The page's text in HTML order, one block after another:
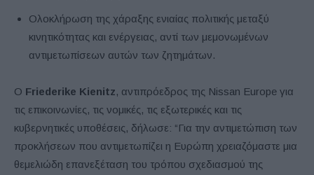
Ολοκλήρωση της χάραξης ενιαίας πολιτικής μεταξύ
κινητικότητας και ενέργειας, αντί των μεμονωμένων
αντιμετωπίσεων αυτών των ζητημάτων.
Ο Friederike Kienitz, αντιπρόεδρος της Nissan Europe για
τις επικοινωνίες, τις νομικές, τις εξωτερικές και τις
κυβερνητικές υποθέσεις, δήλωσε: “Για την αντιμετώπιση των
προκλήσεων που αντιμετωπίζει η Ευρώπη χρειαζόμαστε μια
θεμελιώδη επανεξέταση του τρόπου σχεδιασμού της